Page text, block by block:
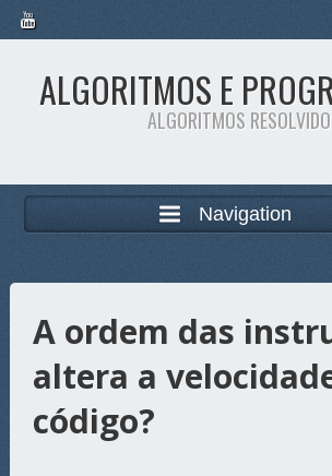
ALGORITMOS E
ALGORITMOS
Navigation
A ordem das
altera a
código?